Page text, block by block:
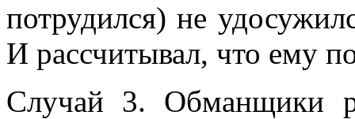
потрудился) не
И рассчитывал, что ему
Случай 3. Обманщики